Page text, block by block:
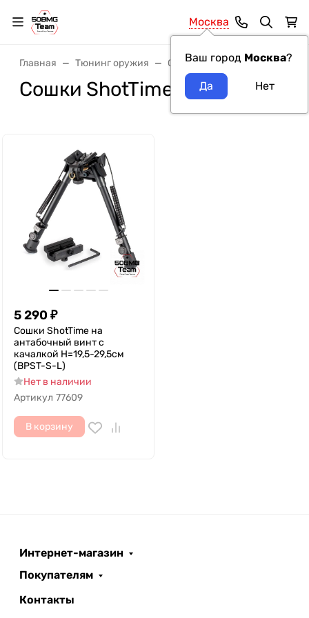
Москва
Ваш город Москва?
Главная Тюнинг оружия Сошки Сошки ShotTime
Сошки ShotTime
5 290 ₽
Сошки ShotTime на
антабочный винт с
качалкой H=19,5-29,5см
(BPST-S-L)
Нет в наличии
Артикул 77609
В корзину
Интернет-магазин
Покупателям
Контакты